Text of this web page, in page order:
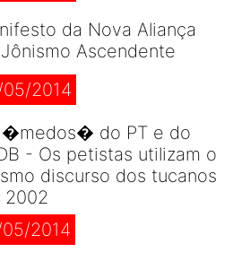
da Nova Aliança
Ascendente
05/2014
�medos� do PT e do
- Os petistas utilizam o
discurso dos tucanos
2002
05/2014